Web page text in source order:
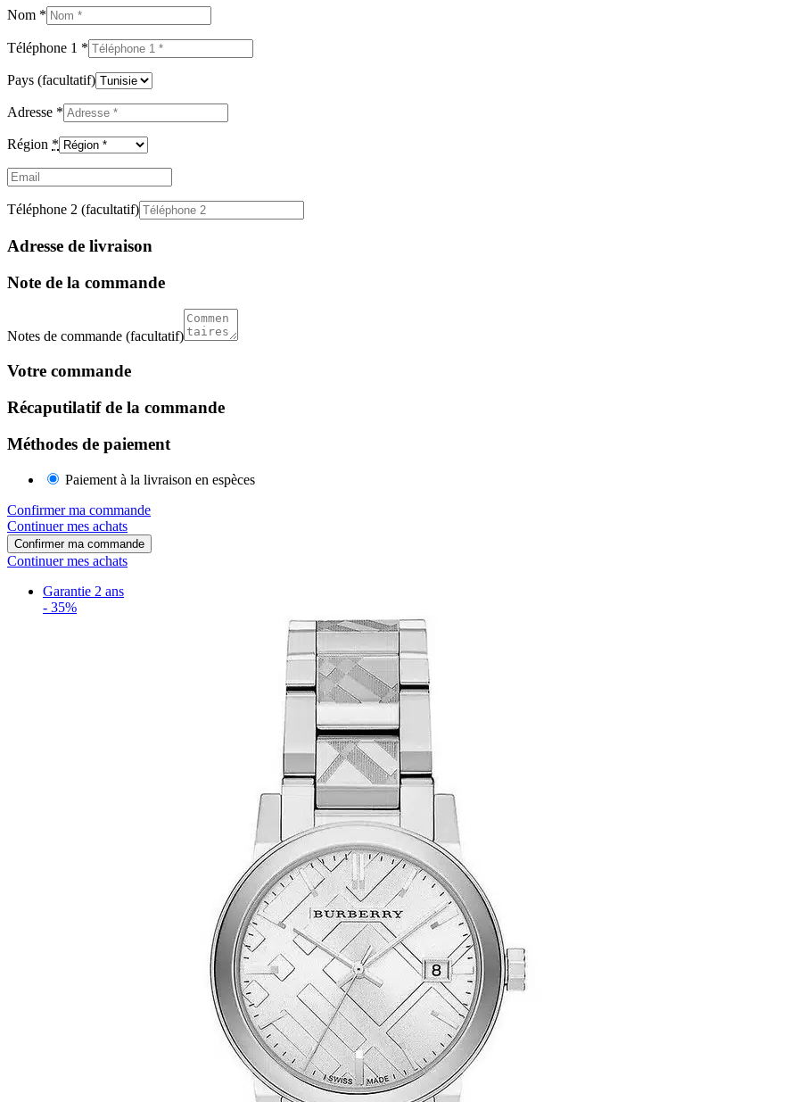
Nom *
Téléphone 1 *
Pays (facultatif)
Adresse *
Région *
Email
Téléphone 2 (facultatif)
Adresse de livraison
Note de la commande
Notes de commande (facultatif)
Votre commande
Récaputilatif de la commande
Méthodes de paiement
Paiement à la livraison en espèces
Confirmer ma commande
Continuer mes achats
Confirmer ma commande
Continuer mes achats
Garantie 2 ans
- 35%